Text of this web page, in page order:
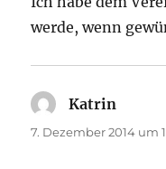
werde, wenn
Katrin
7. Dezember 2014 um